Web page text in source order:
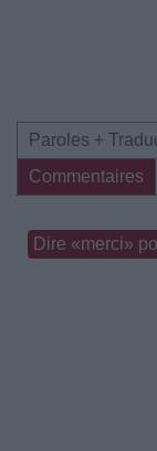
Paroles +
Commentaires
Dire «merci»